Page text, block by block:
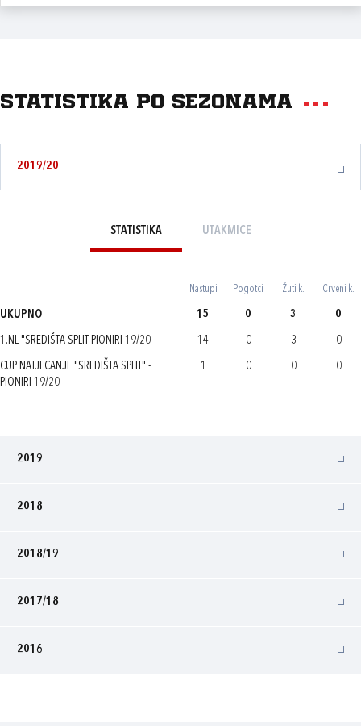
Statistika po sezonama
2019/20
STATISTIKA UTAKMICE
Nastupi Pogotci Žuti k. Crveni k.
UKUPNO 15 0 3 0
1.NL "SREDIŠTA SPLIT PIONIRI 19/20 14 0 3 0
CUP NATJECANJE "SREDIŠTA SPLIT" -
PIONIRI 19/20
1 0 0 0
2019
2018
2018/19
2017/18
2016